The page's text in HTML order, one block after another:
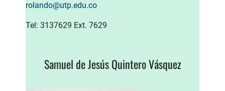
rolando@utp.edu.co
Tel: 3137629 Ext. 7629
Samuel de Jesús Quintero Vásquez